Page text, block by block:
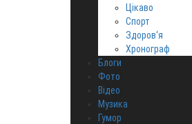
Цікаво
Спорт
Здоров‘я
Хронограф
Блоги
Фото
Відео
Музика
Гумор